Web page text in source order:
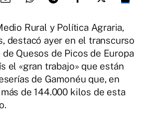
Rural y Política Agraria,
destacó ayer en el transcurso
Quesos de Picos de Europa
el «gran trabajo» que están
de Gamonéu que, en
de 144.000 kilos de esta